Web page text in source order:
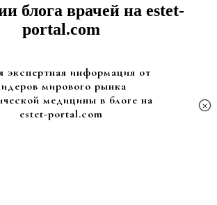
блога врачей на estet-
portal.com
экспертная информация от
мирового рынка
медицины в блоге на
estet-portal.com
×